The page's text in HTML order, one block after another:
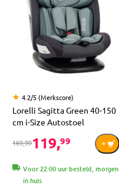
4.2/5 (Merkscore)
Lorelli Sagitta Green 40-150
cm i-Size Autostoel
169,99119,99
Voor 22:00 uur besteld, morgen
in huis